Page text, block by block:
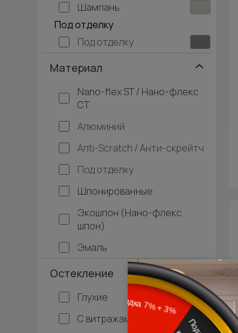
Шампань
Под отделку
Под отделку
Материал
Nano-flex ST / Нано-флекс
СТ
Алюминий
Апti-Sсrаtсh / Анти-скрейтч
Под отделку
Шпонированные
Экошпон (Нано-флекс
шпон)
Эмаль
Остекление
Глухие
С витражами